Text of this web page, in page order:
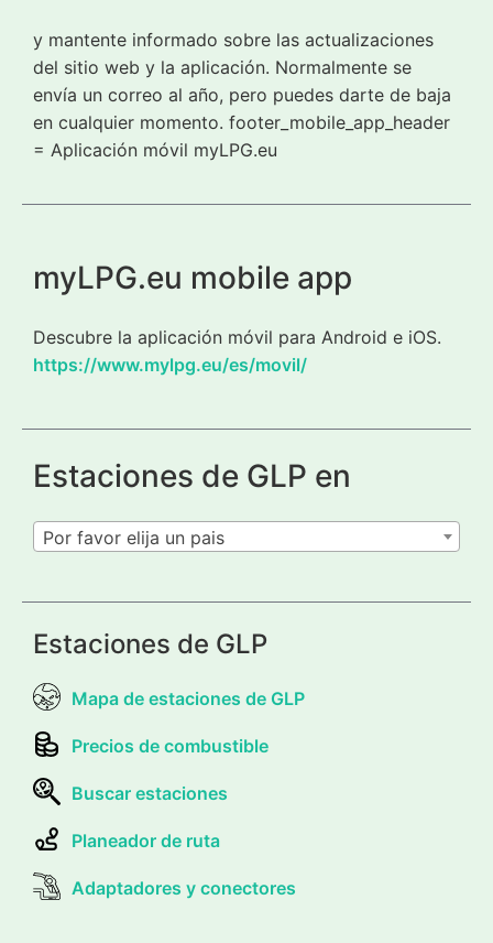
y mantente informado sobre las actualizaciones
del sitio web y la aplicación. Normalmente se
envía un correo al año, pero puedes darte de baja
en cualquier momento. footer_mobile_app_header
= Aplicación móvil myLPG.eu
myLPG.eu mobile app
Descubre la aplicación móvil para Android e iOS.
https://www.mylpg.eu/es/movil/
Estaciones de GLP en
Por favor elija un pais
Estaciones de GLP
Mapa de estaciones de GLP
Precios de combustible
Buscar estaciones
Planeador de ruta
Adaptadores y conectores